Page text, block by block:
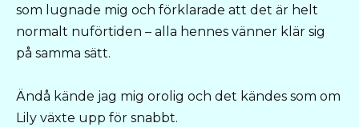
som lugnade mig och förklarade att det är helt
normalt nuförtiden – alla hennes vänner klär sig
på samma sätt.
Ändå kände jag mig orolig och det kändes som om
Lily växte upp för snabbt.